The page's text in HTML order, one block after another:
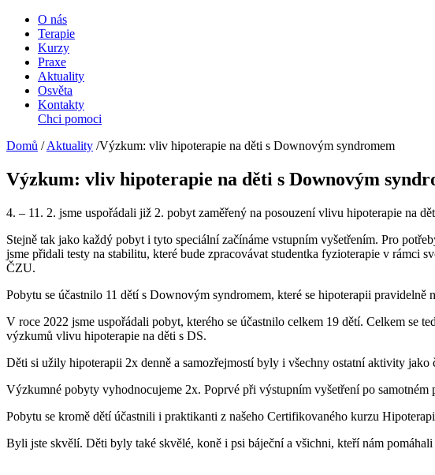
O nás
Terapie
Kurzy
Praxe
Aktuality
Osvěta
Kontakty
Chci pomoci
Domů / Aktuality /Výzkum: vliv hipoterapie na děti s Downovým syndromem
Výzkum: vliv hipoterapie na děti s Downovým
4. – 11. 2. jsme uspořádali již 2. pobyt zaměřený na posouzení vlivu hipoterapie na
Stejně tak jako každý pobyt i tyto speciální začínáme vstupním vyšetřením. Pro
jsme přidali testy na stabilitu, které bude zpracovávat studentka fyzioterapie v rámci
ČZU.
Pobytu se účastnilo 11 dětí s Downovým syndromem, které se hipoterapii
V roce 2022 jsme uspořádali pobyt, kterého se účastnilo celkem 19 dětí. Celkem se
výzkumů vlivu hipoterapie na děti s DS.
Děti si užily hipoterapii 2x denně a samozřejmostí byly i všechny ostatní aktivity
Výzkumné pobyty vyhodnocujeme 2x. Poprvé při výstupním vyšetření po
Pobytu se kromě dětí účastnili i praktikanti z našeho Certifikovaného kurzu
Byli jste skvělí. Děti byly také skvělé, koně i psi báječní a všichni, kteří nám